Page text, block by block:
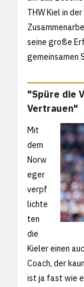
THW Kiel in
seine große
gemeinsamen
"Spüre die
Vertrauen"
Mit
dem
Norw
eger
verpf
lichte
ten
die
Kieler einen
Coach, der
ist ja fast wie